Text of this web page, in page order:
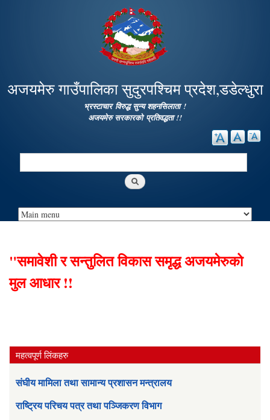
main
content
अजयमेरु गाउँपालिका सुदुरपश्चिम प्रदेश,डडेल्धुरा
भ्रस्टाचार विरुद्ध सुन्य शहनसिलाता !
अजयमेरु सरकारको प्रतिवद्धता !!
Search
"समावेशी र सन्तुलित विकास समृद्ध अजयमेरुको
मुल आधार !!
महत्वपूर्ण लिंकहरु
संघीय मामिला तथा सामान्य प्रशासन मन्त्रालय
राष्ट्रिय परिचय पत्र तथा पञ्जिकरण विभाग